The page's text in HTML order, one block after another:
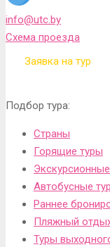
info@utc.by
Схема проезда
Заявка на тур
Подбор тура:
Страны
Горящие туры
Автобусные
Раннее
Пляжный
Туры